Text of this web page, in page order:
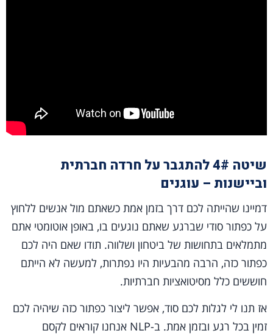
שיטה 4# להתגבר על חרדה חברתית
וביישנות – עוגנים
דמיינו שהייתה לכם דרך בזמן אמת כשאתם מול אנשים ללחוץ
על כפתור סודי שברגע שאתם נוגעים בו, באופן אוטומטי אתם
מתמלאים בתחושות של ביטחון ושלווה. תודו שאם היה לכם
כפתור כזה, הרבה מהבעיות היו נפתרות, למעשה לא הייתם
חוששים כלל מסיטואציות חברתיות.
אז תנו לי לגלות לכם סוד, אפשר ליצור כפתור כזה שיהיה לכם
זמין בכל רגע ובזמן אמת. ב-NLP אנחנו קוראים לקסם